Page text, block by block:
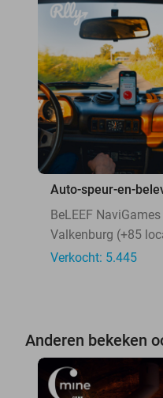
Auto-speur-en-
BeLEEF NaviGames
Valkenburg (+85
Verkocht: 5.445
Anderen bekeken